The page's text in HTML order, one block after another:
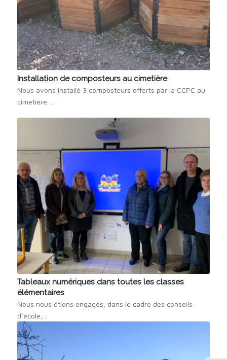
Installation de composteurs au cimetière
Nous avons installé 3 composteurs offerts par la CCPC au
cimetière.…
Tableaux numériques dans toutes les classes
élémentaires
Nous nous étions engagés, dans le cadre des conseils
d’école,…